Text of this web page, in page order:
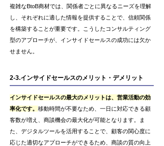
複雑なBtoB商材では、関係者ごとに異なるニーズを理解
し、それぞれに適した情報を提供することで、信頼関係
を構築することが重要です。こうしたコンサルティング
型のアプローチが、インサイドセールスの成功には欠か
せません。
2-3.インサイドセールスのメリット・デメリット
インサイドセールスの最大のメリットは、営業活動の効
率化です。 移動時間が不要なため、一日に対応できる顧
客数が増え、商談機会の最大化が可能となります。ま
た、デジタルツールを活用することで、顧客の関心度に
応じた適切なアプローチができるため、商談の質の向上